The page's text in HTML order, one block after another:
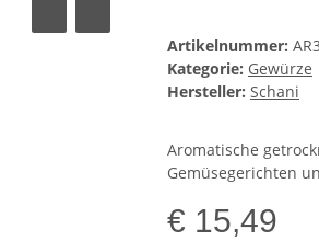
Artikelnummer:
Kategorie: Gewürze
Hersteller: Schani
Aromatische
Gemüsegerichten
€ 15,49